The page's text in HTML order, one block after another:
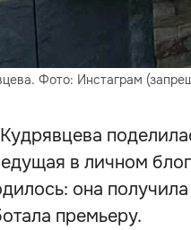
Фото: Инстаграм
в личном
она
премьеру.